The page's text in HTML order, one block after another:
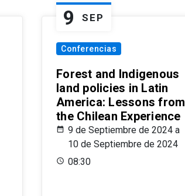
9 SEP
Conferencias
Forest and Indigenous
land policies in Latin
America: Lessons from
the Chilean Experience
9 de Septiembre de 2024 a
10 de Septiembre de 2024
08:30